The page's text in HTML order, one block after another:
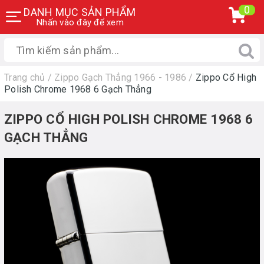
DANH MỤC SẢN PHẨM
Nhấn vào đây để xem
0
Trang chủ / Zippo Gạch Thẳng 1966 - 1986 / Zippo Cổ High
Polish Chrome 1968 6 Gạch Thẳng
ZIPPO CỔ HIGH POLISH CHROME 1968 6
GẠCH THẲNG